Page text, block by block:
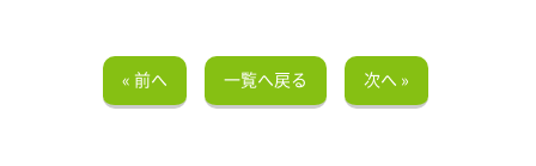
« 前へ 一覧へ戻る 次へ »